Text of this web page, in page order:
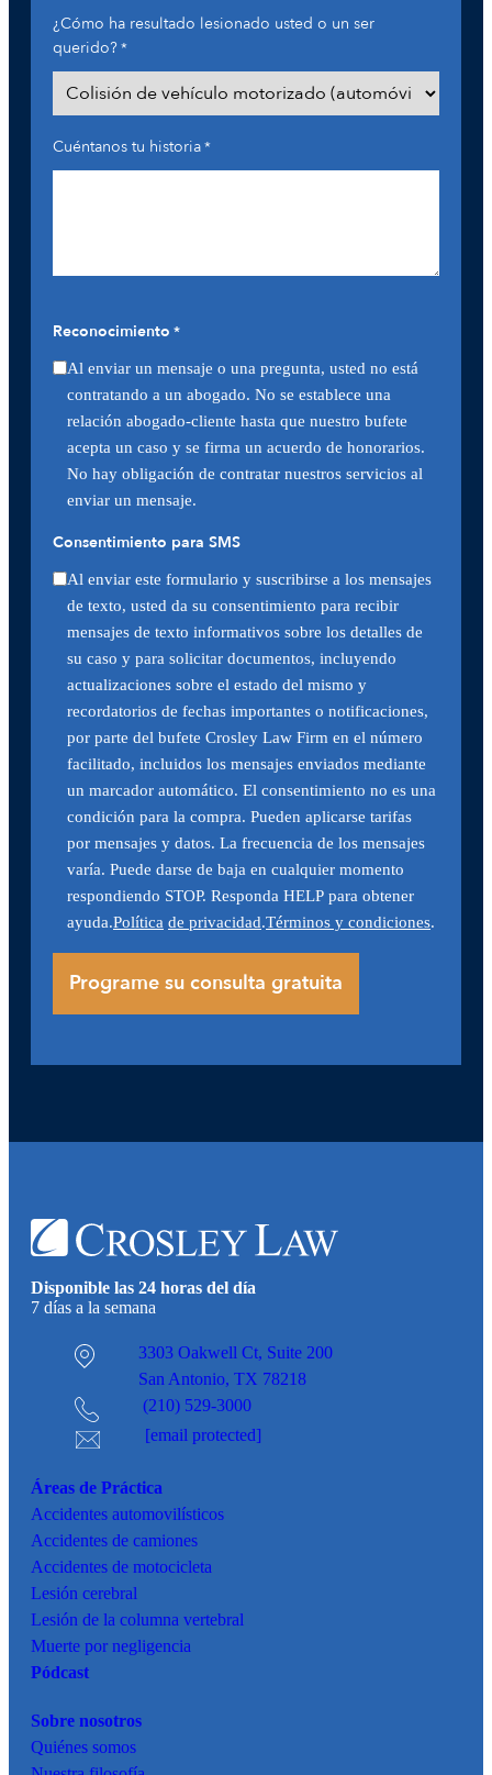
¿Cómo ha resultado lesionado usted o un ser
querido?*
Cuéntanos tu historia*
Reconocimiento *
Al enviar un mensaje o una pregunta, usted no está
contratando a un abogado. No se establece una
relación abogado-cliente hasta que nuestro bufete
acepta un caso y se firma un acuerdo de honorarios.
No hay obligación de contratar nuestros servicios al
enviar un mensaje.
Consentimiento para SMS
Al enviar este formulario y suscribirse a los mensajes
de texto, usted da su consentimiento para recibir
mensajes de texto informativos sobre los detalles de
su caso y para solicitar documentos, incluyendo
actualizaciones sobre el estado del mismo y
recordatorios de fechas importantes o notificaciones,
por parte del bufete Crosley Law Firm en el número
facilitado, incluidos los mensajes enviados mediante
un marcador automático. El consentimiento no es una
condición para la compra. Pueden aplicarse tarifas
por mensajes y datos. La frecuencia de los mensajes
varía. Puede darse de baja en cualquier momento
respondiendo STOP. Responda HELP para obtener
ayuda.Política de privacidad.Términos y condiciones.
Disponible las 24 horas del día
7 días a la semana
3303 Oakwell Ct, Suite 200
San Antonio, TX 78218
(210) 529-3000
[email protected]
Áreas de Práctica
Accidentes automovilísticos
Accidentes de camiones
Accidentes de motocicleta
Lesión cerebral
Lesión de la columna vertebral
Muerte por negligencia
Pódcast
Sobre nosotros
Quiénes somos